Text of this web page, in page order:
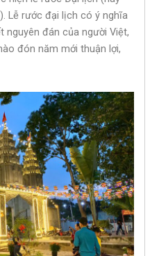
Lễ rước đại lịch có ý nghĩa
đán của người Việt,
đón năm mới thuận lợi,